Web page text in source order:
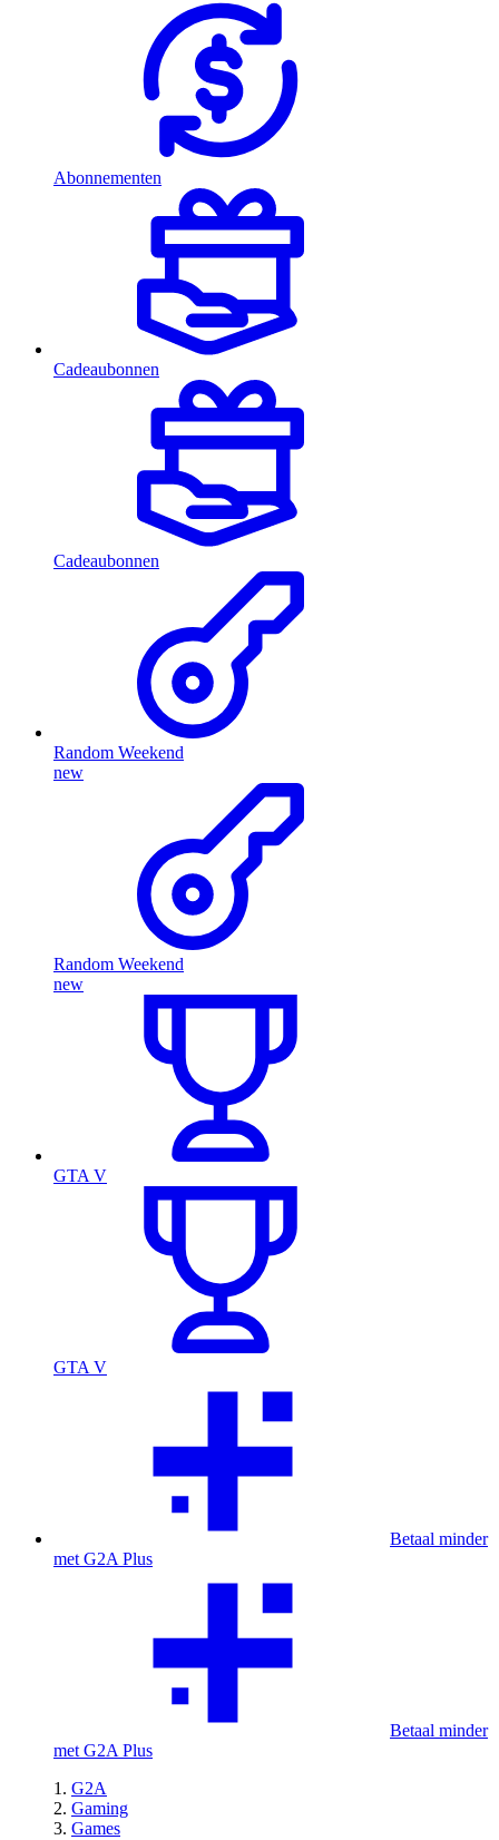
Abonnementen
Cadeaubonnen
Cadeaubonnen
Random Weekend
new
Random Weekend
new
GTA V
GTA V
Betaal minder
met G2A Plus
Betaal minder
met G2A Plus
G2A
Gaming
Games